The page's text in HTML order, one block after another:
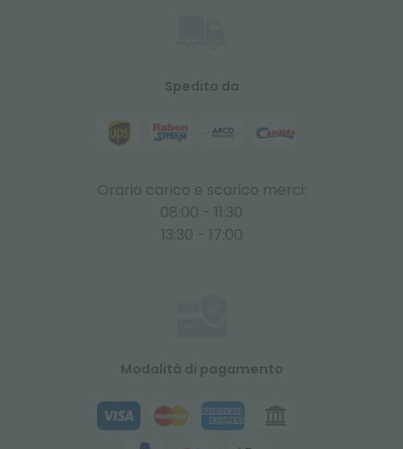
Spedito da
Orario carico e scarico merci:
08:00 - 11:30
13:30 - 17:00
Modalità di pagamento